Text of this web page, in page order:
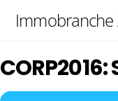
CORP2016: